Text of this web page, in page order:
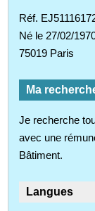
Réf.
Né le 27/02/
75019 Paris
Ma
Je recherche
avec une
Bâtiment.
Langues